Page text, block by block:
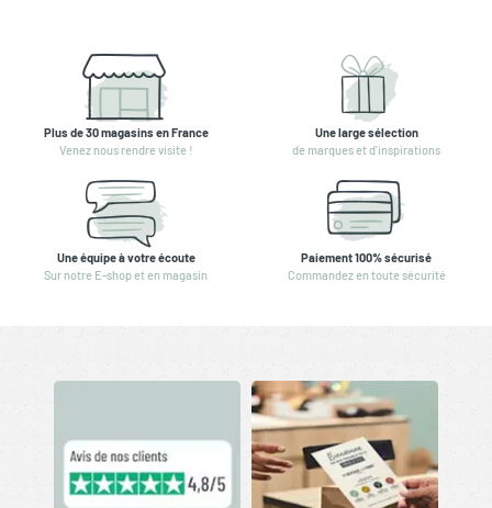
Plus de 30 magasins en France
Venez nous rendre visite !
Une large sélection
de marques et d'inspirations
Une équipe à votre écoute
Sur notre E-shop et en magasin
Paiement 100% sécurisé
Commandez en toute sécurité